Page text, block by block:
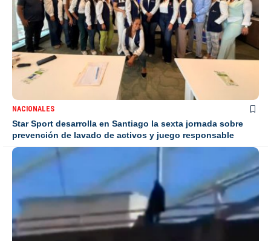
NACIONALES
Star Sport desarrolla en Santiago la sexta jornada sobre
prevención de lavado de activos y juego responsable